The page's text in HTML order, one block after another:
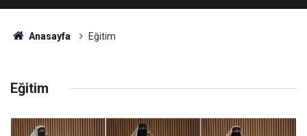
Anasayfa Eğitim
Eğitim